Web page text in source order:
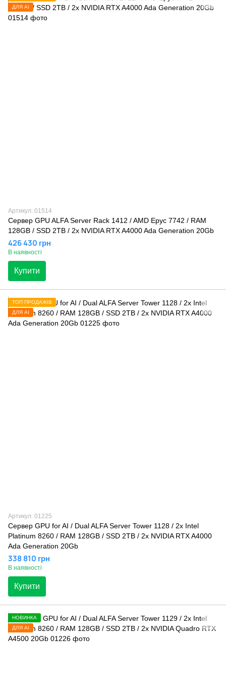
ДЛЯ AI
Артикул: 01514
Сервер GPU ALFA Server Rack 1412 / AMD Epyc 7742 / RAM
128GB / SSD 2TB / 2x NVIDIA RTX A4000 Ada Generation 20Gb
426 430 грн
В наявності
Купити
ТОП ПРОДАЖІВ
ДЛЯ AI
Артикул: 01225
Сервер GPU for AI / Dual ALFA Server Tower 1128 / 2х Intel
Platinum 8260 / RAM 128GB / SSD 2TB / 2x NVIDIA RTX A4000
Ada Generation 20Gb
338 810 грн
В наявності
Купити
НОВИНКА
ДЛЯ AI